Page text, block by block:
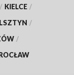
/ KIELCE /
/
/